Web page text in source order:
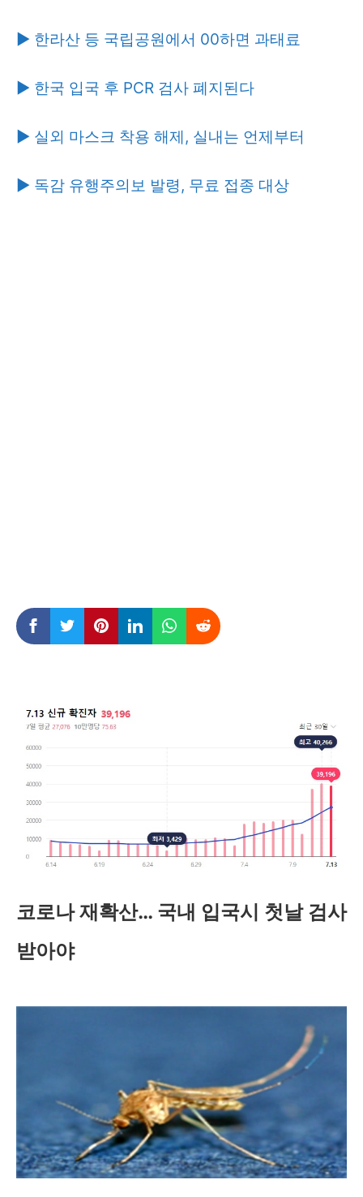
▶ 한라산 등 국립공원에서 00하면 과태료
▶ 한국 입국 후 PCR 검사 폐지된다
▶ 실외 마스크 착용 해제, 실내는 언제부터
▶ 독감 유행주의보 발령, 무료 접종 대상
코로나 재확산… 국내 입국시 첫날 검사
받아야